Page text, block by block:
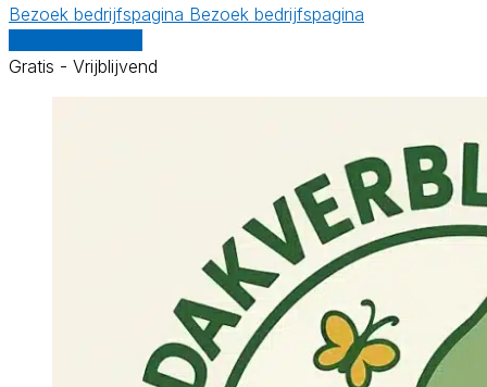
Bezoek bedrijfspagina Bezoek bedrijfspagina
Gratis - Vrijblijvend